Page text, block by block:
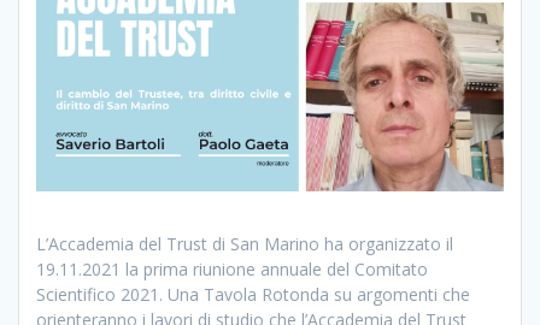
L’Accademia del Trust di San Marino ha organizzato il
19.11.2021 la prima riunione annuale del Comitato
Scientifico 2021. Una Tavola Rotonda su argomenti che
orienteranno i lavori di studio che l’Accademia del Trust